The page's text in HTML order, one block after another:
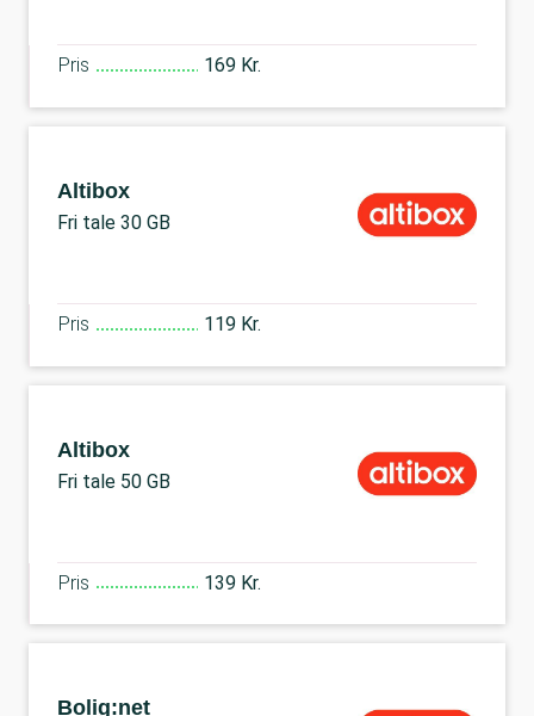
Pris 169 Kr.
Altibox
Fri tale 30 GB
Pris 119 Kr.
Altibox
Fri tale 50 GB
Pris 139 Kr.
Bolig:net